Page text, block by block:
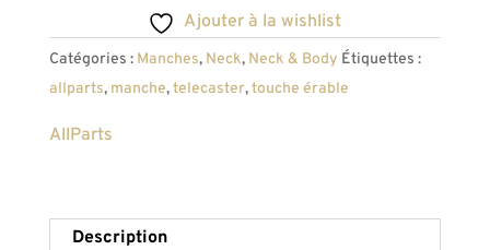
AllParts
TMO
touche
Erable
prêt
e
r
e
Ajouter à la wishlist
Catégories : Manches, Neck, Neck & Body Étiquettes :
allparts, manche,telecaster,touche érable
AllParts
Description